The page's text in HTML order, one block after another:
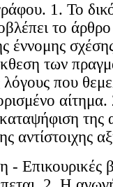
1. Το
το
έννομης
των
λόγους που
αίτημα.
της
αντίστοιχης
Επικουρικές